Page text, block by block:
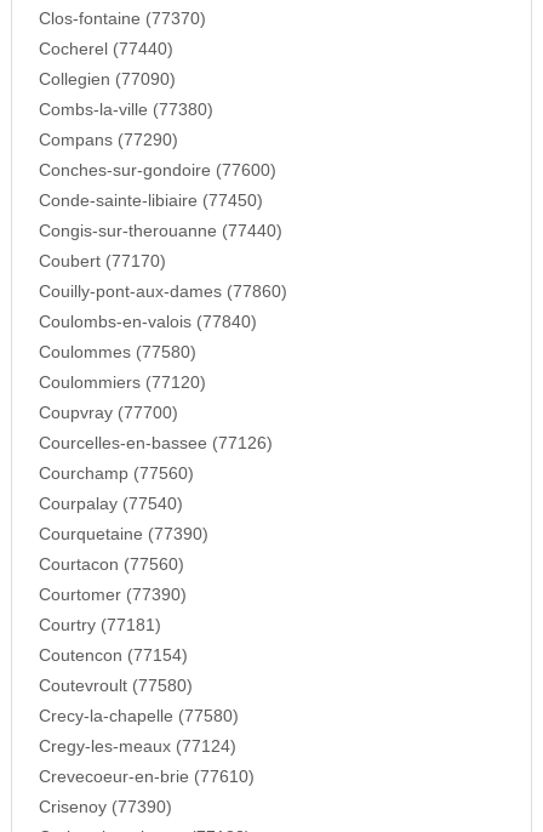
Clos-fontaine (77370)
Cocherel (77440)
Collegien (77090)
Combs-la-ville (77380)
Compans (77290)
Conches-sur-gondoire (77600)
Conde-sainte-libiaire (77450)
Congis-sur-therouanne (77440)
Coubert (77170)
Couilly-pont-aux-dames (77860)
Coulombs-en-valois (77840)
Coulommes (77580)
Coulommiers (77120)
Coupvray (77700)
Courcelles-en-bassee (77126)
Courchamp (77560)
Courpalay (77540)
Courquetaine (77390)
Courtacon (77560)
Courtomer (77390)
Courtry (77181)
Coutencon (77154)
Coutevroult (77580)
Crecy-la-chapelle (77580)
Cregy-les-meaux (77124)
Crevecoeur-en-brie (77610)
Crisenoy (77390)